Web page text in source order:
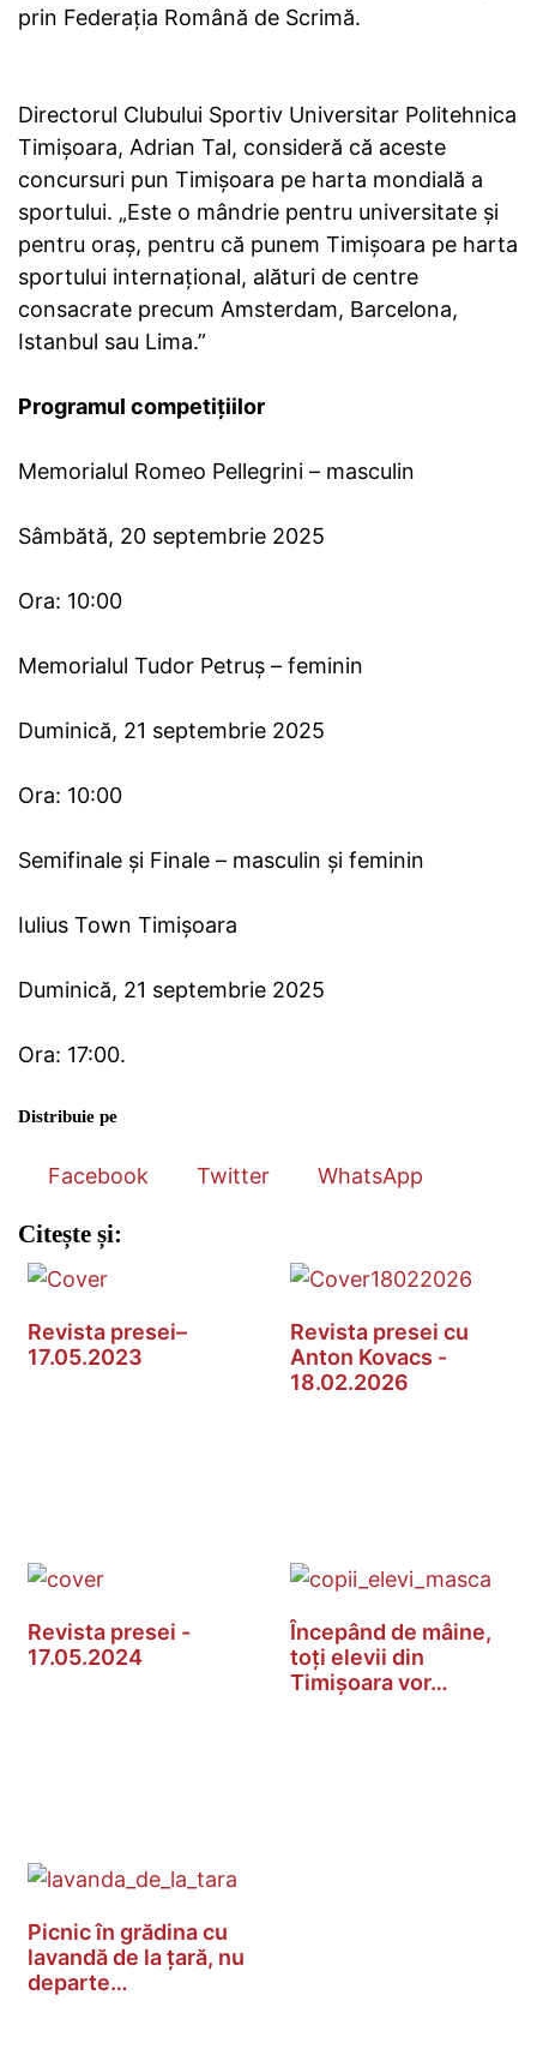
prin Federația Română de Scrimă.
Directorul Clubului Sportiv Universitar Politehnica
Timișoara, Adrian Tal, consideră că aceste
concursuri pun Timișoara pe harta mondială a
sportului. „Este o mândrie pentru universitate și
pentru oraș, pentru că punem Timișoara pe harta
sportului internațional, alături de centre
consacrate precum Amsterdam, Barcelona,
Istanbul sau Lima.”
Programul competițiilor
Memorialul Romeo Pellegrini – masculin
Sâmbătă, 20 septembrie 2025
Ora: 10:00
Memorialul Tudor Petruș – feminin
Duminică, 21 septembrie 2025
Ora: 10:00
Semifinale și Finale – masculin și feminin
Iulius Town Timișoara
Duminică, 21 septembrie 2025
Ora: 17:00.
Distribuie pe
Facebook Twitter WhatsApp
Citește și:
Revista presei–
17.05.2023
Revista presei cu
Anton Kovacs -
18.02.2026
Revista presei -
17.05.2024
Începând de mâine,
toți elevii din
Timișoara vor…
Picnic în grădina cu
lavandă de la țară, nu
departe…